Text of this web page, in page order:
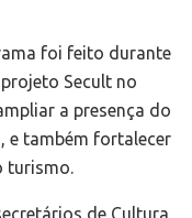
foi feito durante
Secult no
a presença do
e também fortalecer
turismo.
de Cultura